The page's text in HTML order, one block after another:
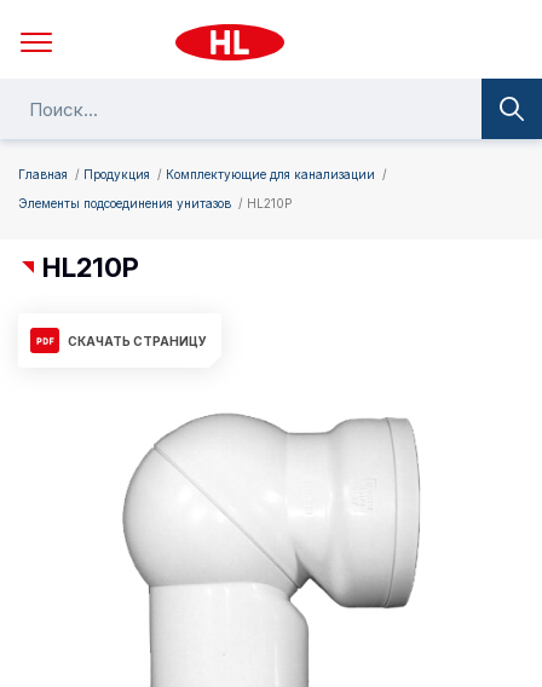
Главная Продукция
Комплектующие для канализации
Элементы подсоединения унитазов
HL210P
HL210P
СКАЧАТЬ СТРАНИЦУ